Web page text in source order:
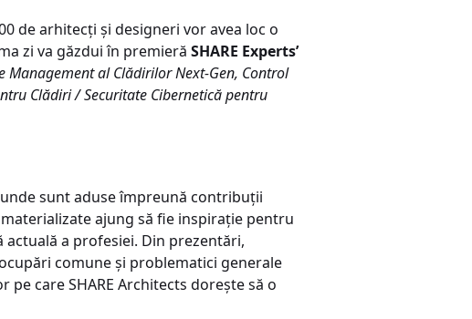
de arhitecți și designeri vor avea loc o
zi va găzdui în premieră SHARE Experts’
Management al Clădirilor Next-Gen, Control
Clădiri / Securitate Cibernetică pentru
sunt aduse împreună contribuții
ajung să fie inspirație pentru
a profesiei. Din prezentări,
comune și problematici generale
care SHARE Architects dorește să o